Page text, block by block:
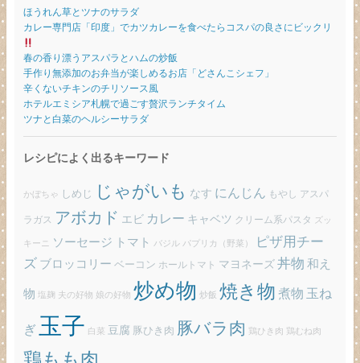
ほうれん草とツナのサラダ
カレー専門店「印度」でカツカレーを食べたらコスパの良さにビックリ
春の香り漂うアスパラとハムの炒飯
手作り無添加のお弁当が楽しめるお店「どさんこシェフ」
辛くないチキンのチリソース風
ホテルエミシア札幌で過ごす贅沢ランチタイム
ツナと白菜のヘルシーサラダ
レシピによく出るキーワード
かぼちゃ しめじ じゃがいも なす にんじん もやし アスパ
ラガス アボカド エビ カレー キャベツ クリーム系パスタ ズッ
キーニ ソーセージ トマト バジル パプリカ（野菜）
ピザ用チー
ズ ブロッコリー ベーコン ホールトマト マヨネーズ丼物 和え
物 塩麹 夫の好物 娘の好物 炒め物 炒飯 焼き物煮物 玉ね
ぎ 玉子 白菜 豆腐 豚ひき肉 豚バラ肉 鶏ひき肉 鶏むね肉